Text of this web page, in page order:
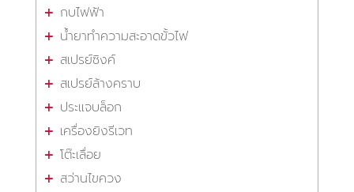
กบไฟฟ้า
น้ำยาทำความสะอาดขั้วไฟ
สเปรย์ซิงค์
สเปรย์ล้างคราบ
ประแจบล็อก
เครื่องยิงรีเวท
โต๊ะเลื่อย
สว่านไขควง